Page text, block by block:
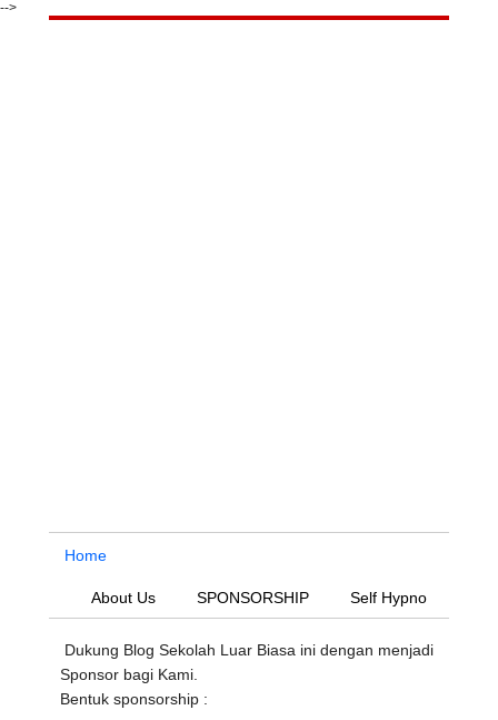
-->
Home
About Us SPONSORSHIP Self Hypno
Dukung Blog Sekolah Luar Biasa ini dengan menjadi
Sponsor bagi Kami.
Bentuk sponsorship :